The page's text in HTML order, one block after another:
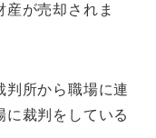
産が売却されま
判所から職場に連
裁判をしている